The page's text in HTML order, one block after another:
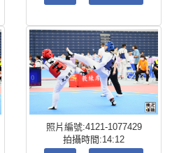
照片編號:4121-1077429
拍攝時間:14:12